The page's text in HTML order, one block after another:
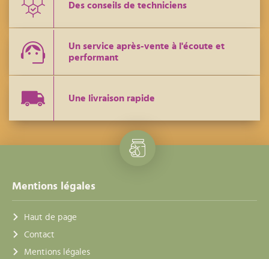
Des conseils de techniciens
Un service après-vente à l'écoute et
performant
Une livraison rapide
Mentions légales
Haut de page
Contact
Mentions légales